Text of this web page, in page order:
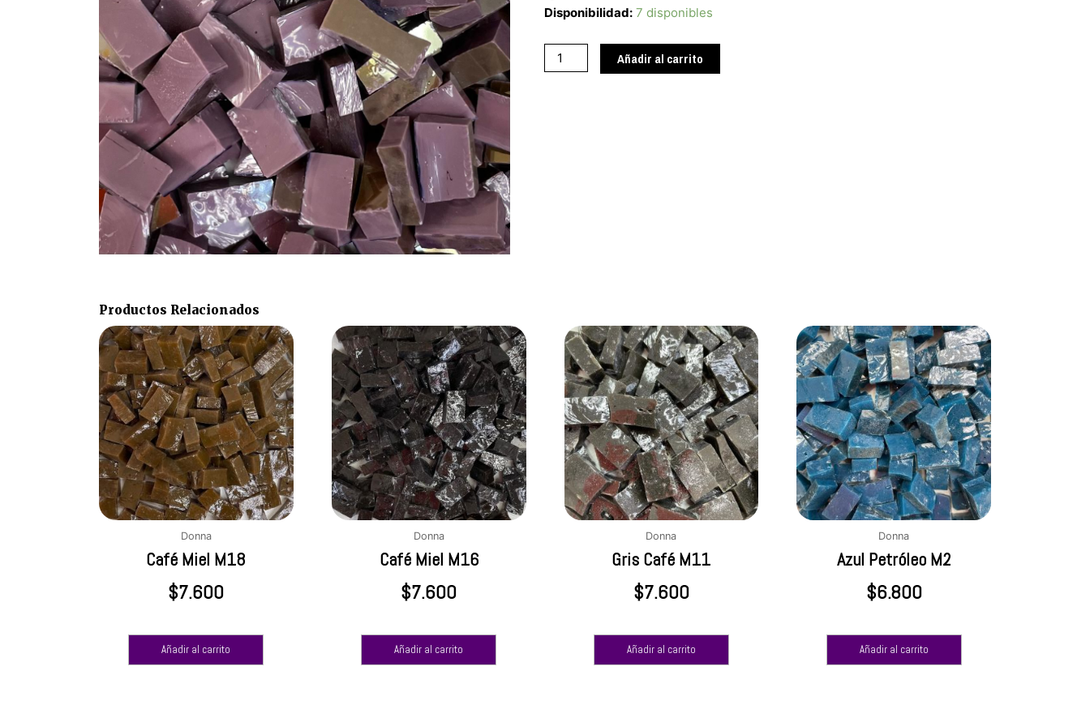
Disponibilidad: 7 disponibles
Purpura
cantidad
Añadir al carrito
Productos Relacionados
Donna
Café Miel M18
$7.600
Añadir al carrito
Donna
Café Miel M16
$7.600
Añadir al carrito
Donna
Gris Café M11
$7.600
Añadir al carrito
Donna
Azul Petróleo M2
$6.800
Añadir al carrito